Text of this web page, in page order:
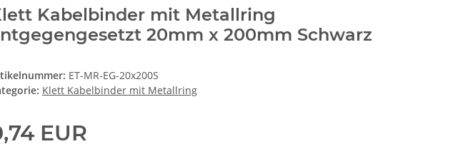
Kabelbinder mit Metallring
20mm x 200mm Schwarz
ET-MR-EG-20x200S
Klett Kabelbinder mit Metallring
EUR